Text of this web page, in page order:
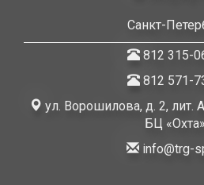
Санкт-
812 315-
812 571-
ул. Ворошилова, д. 2, лит.
БЦ
info@trg-